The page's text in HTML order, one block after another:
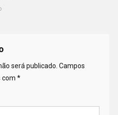
será publicado. Campos
com *